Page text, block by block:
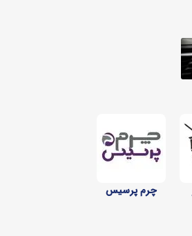
چرم پرسیس